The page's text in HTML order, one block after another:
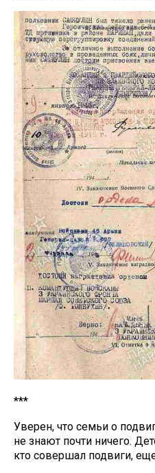
***
Уверен, что семьи о
не знают почти ничего.
кто совершал подвиги,